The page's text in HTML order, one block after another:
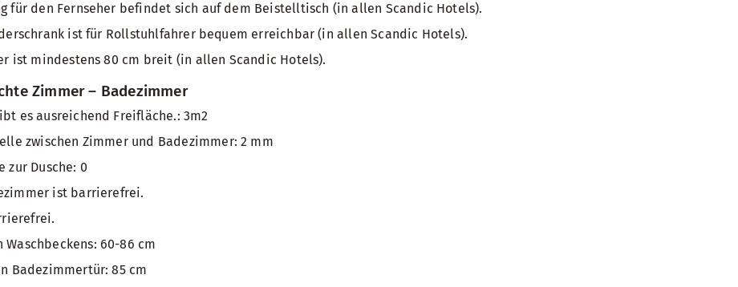
für den Fernseher befindet sich auf dem Beistelltisch (in allen Scandic Hotels).
ist für Rollstuhlfahrer bequem erreichbar (in allen Scandic Hotels).
ist mindestens 80 cm breit (in allen Scandic Hotels).
Zimmer – Badezimmer
es ausreichend Freifläche.: 3m2
zwischen Zimmer und Badezimmer: 2 mm
zur Dusche: 0
ist barrierefrei.
Waschbeckens: 60-86 cm
Badezimmertür: 85 cm